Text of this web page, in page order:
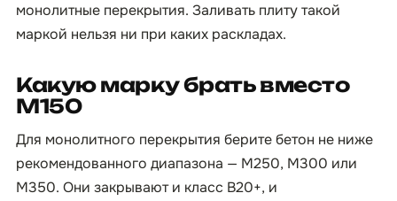
монолитные перекрытия. Заливать плиту такой
маркой нельзя ни при каких раскладах.
Какую марку брать вместо
М150
Для монолитного перекрытия берите бетон не ниже
рекомендованного диапазона — М250, М300 или
М350. Они закрывают и класс B20+, и